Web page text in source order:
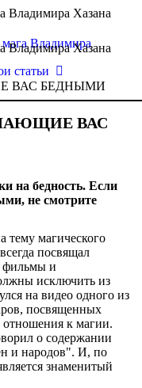
статьи
ВАС БЕДНЫМИ
ВАС
на бедность. Если
не смотрите
тему магического
посвящал
фильмы и
исключить из
на видео одного из
посвященных
к магии.
о содержании
и народов". И, по
знаменитый